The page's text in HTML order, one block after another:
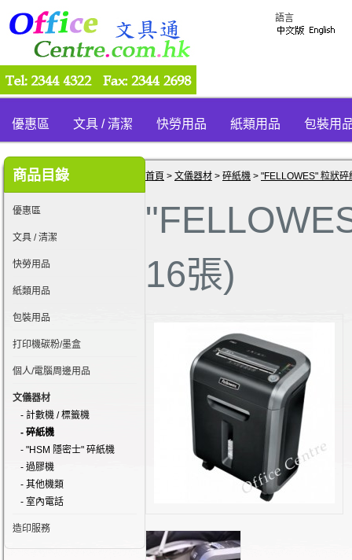
語言
優惠區 文具 / 清潔 快勞用品 紙類用品 包裝用
商品目錄
優惠區
文具 / 清潔
快勞用品
紙類用品
包裝用品
打印機碳粉/墨盒
個人/電腦周邊用品
文儀器材
- 計數機 / 標籤機
- 碎紙機
- "HSM 隱密士" 碎紙機
- 過膠機
- 其他機類
- 室內電話
造印服務
首頁 > 文儀器材 > 碎紙機 > "FELLOWES" 粒狀
16張)